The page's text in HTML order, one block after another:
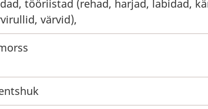
tööriistad (rehad, harjad, labidad,
värvid),